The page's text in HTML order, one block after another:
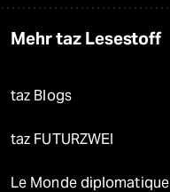
Mehr taz Lesestoff
taz Blogs
taz FUTURZWEI
Le Monde diplomatique